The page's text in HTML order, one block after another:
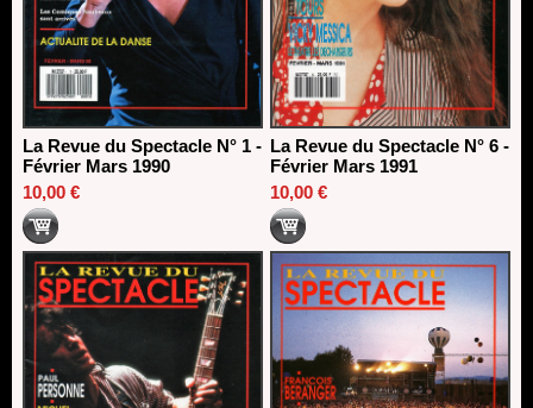
La Revue du Spectacle N° 1 -
Février Mars 1990
10,00 €
La Revue du Spectacle N° 6 -
Février Mars 1991
10,00 €